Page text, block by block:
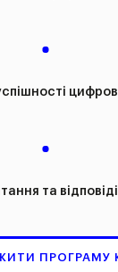
та
ПРОГРАМУ